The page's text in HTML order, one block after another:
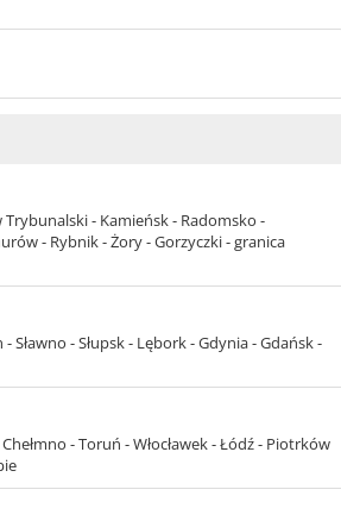
- Kamieńsk - Radomsko -
- Rybnik - Żory - Gorzyczki - granica
- Słupsk - Lębork - Gdynia - Gdańsk -
- Toruń - Włocławek - Łódź - Piotrków